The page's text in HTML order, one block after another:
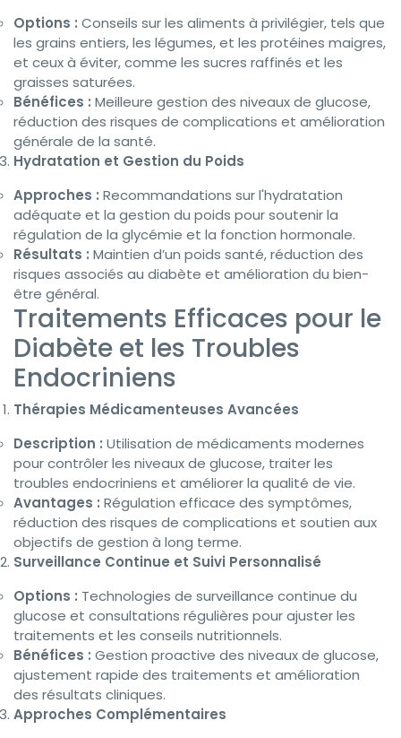
Options : Conseils sur les aliments à privilégier, tels que
les grains entiers, les légumes, et les protéines maigres,
et ceux à éviter, comme les sucres raffinés et les
graisses saturées.
Bénéfices : Meilleure gestion des niveaux de glucose,
réduction des risques de complications et amélioration
générale de la santé.
Hydratation et Gestion du Poids
Approches : Recommandations sur l'hydratation
adéquate et la gestion du poids pour soutenir la
régulation de la glycémie et la fonction hormonale.
Résultats : Maintien d’un poids santé, réduction des
risques associés au diabète et amélioration du bien-
être général.
Traitements Efficaces pour le
Diabète et les Troubles
Endocriniens
Thérapies Médicamenteuses Avancées
Description : Utilisation de médicaments modernes
pour contrôler les niveaux de glucose, traiter les
troubles endocriniens et améliorer la qualité de vie.
Avantages : Régulation efficace des symptômes,
réduction des risques de complications et soutien aux
objectifs de gestion à long terme.
Surveillance Continue et Suivi Personnalisé
Options : Technologies de surveillance continue du
glucose et consultations régulières pour ajuster les
traitements et les conseils nutritionnels.
Bénéfices : Gestion proactive des niveaux de glucose,
ajustement rapide des traitements et amélioration
des résultats cliniques.
Approches Complémentaires